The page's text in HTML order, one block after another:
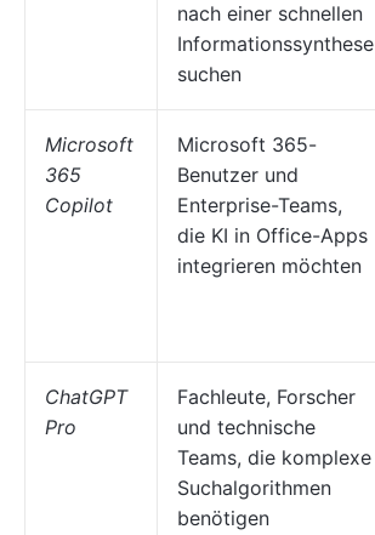
nach einer schnellen
Informationssynthese
suchen
Microsoft
365
Copilot
Microsoft 365-
Benutzer und
Enterprise-Teams,
die KI in Office-Apps
integrieren möchten
ChatGPT
Pro
Fachleute, Forscher
und technische
Teams, die komplexe
Suchalgorithmen
benötigen